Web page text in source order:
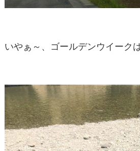
いやぁ～、ゴールデンウイーク